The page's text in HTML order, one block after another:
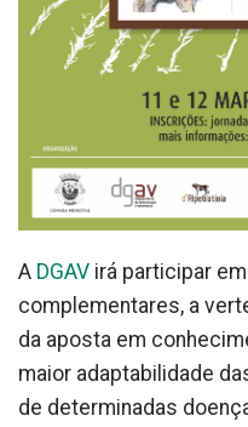
A DGAV irá participar
complementares, a
da aposta em
maior adaptabilidade
de determinadas